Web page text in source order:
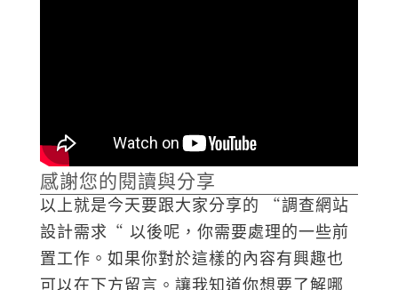
感謝您的閱讀與分享
以上就是今天要跟大家分享的 “調查網站
設計需求“ 以後呢，你需要處理的一些前
置工作。如果你對於這樣的內容有興趣也
可以在下方留言。讓我知道你想要了解哪